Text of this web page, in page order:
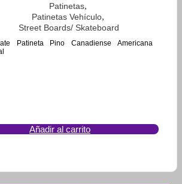
Patinetas,
Patinetas Vehículo,
Street Boards/ Skateboard
Patineta Pino Canadiense Americana
Añadir al carrito